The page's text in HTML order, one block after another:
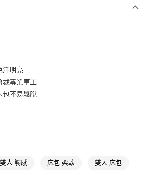
付」】
澤明亮
裁專業車工
包不易鬆脫
雙人 觸感 床包 柔軟 雙人 床包